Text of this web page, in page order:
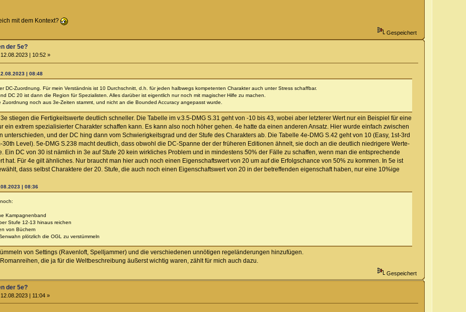
mit dem Kontext?
Gespeichert
der 5e?
12.08.2023 | 10:52 »
| 08:48
DC-Zuordnung. Für mein Verständnis ist 10 Durchschnitt, d.h. für jeden halbwegs kompetenten Charakter auch unter Stress schaffbar.
DC 20 ist dann die Region für Spezialisten. Alles darüber ist eigentlich nur noch mit magischer Hilfe zu machen.
Zuordnung noch aus 3e-Zeiten stammt, und nicht an die Bounded Accuracy angepasst wurde.
stiegen die Fertigkeitswerte deutlich schneller. Die Tabelle im v.3.5-DMG S.31 geht von -10 bis 43, wobei aber letzterer Wert nur ein Beispiel für eine
ein extrem spezialisierter Charakter schaffen kann. Es kann also noch höher gehen. 4e hatte da einen anderen Ansatz. Hier wurde einfach zwischen
unterschieden, und der DC hing dann vom Schwierigkeitsgrad und der Stufe des Charakters ab. Die Tabelle 4e-DMG S.42 geht von 10 (Easy, 1st-3rd
30th Level). 5e-DMG S.238 macht deutlich, dass obwohl die DC-Spanne der der früheren Editionen ähnelt, sie doch an die deutlich niedrigere Werte-
Ein DC von 30 ist nämlich in 3e auf Stufe 20 kein wirkliches Problem und in mindestens 50% der Fälle zu schaffen, wenn man die entsprechende
hat. Für 4e gilt ähnliches. Nur braucht man hier auch noch einen Eigenschaftswert von 20 um auf die Erfolgschance von 50% zu kommen. In 5e ist
dass selbst Charaktere der 20. Stufe, die auch noch einen Eigenschaftswert von 20 in der betreffenden eigenschaft haben, nur eine 10%ige
| 08:36
Kampagnenband
Stufe 12-13 hinaus reichen
von Büchern
plötzlich die OGL zu verstümmeln
von Settings (Ravenloft, Spelljammer) und die verschiedenen unnötigen regeländerungen hinzufügen.
die ja für die Weltbeschreibung äußerst wichtig waren, zählt für mich auch dazu.
Gespeichert
der 5e?
12.08.2023 | 11:04 »